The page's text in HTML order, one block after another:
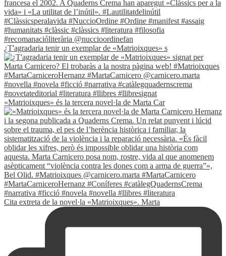
¿T'agradaria tenir un exemplar de «Matrioixques» s
«Matrioixques» és la tercera novel·la de Marta Car
Cita extreta de la novel·la «Matrioixques». Marta